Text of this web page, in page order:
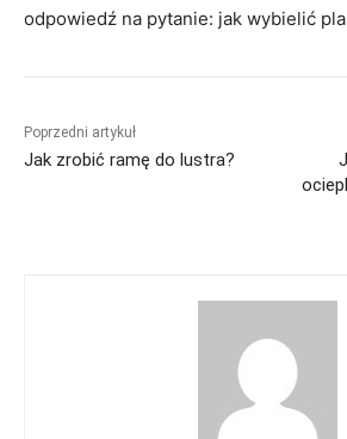
odpowiedź na pytanie: jak wybielić
Poprzedni artykuł
Jak zrobić ramę do lustra?